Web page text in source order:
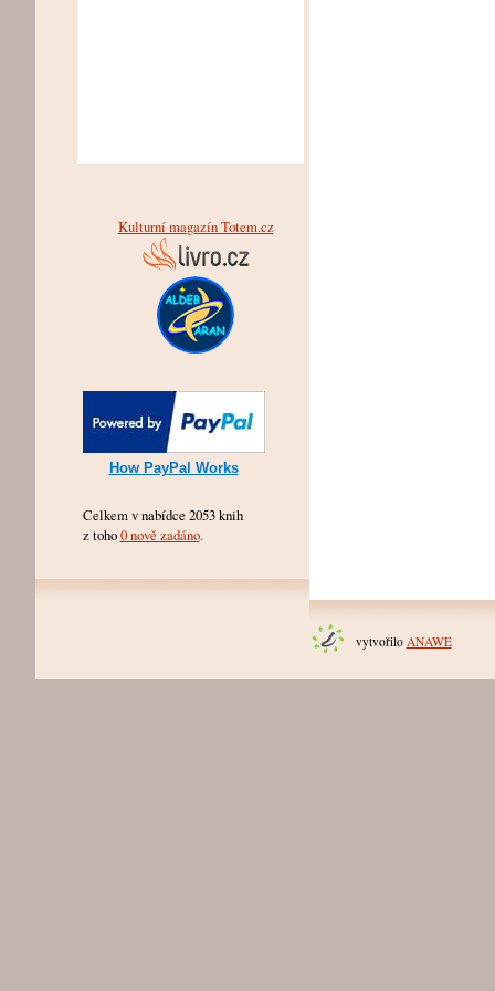
Kulturní magazín Totem.cz
How PayPal Works
Celkem v nabídce 2053 knih
z toho0 nově zadáno.
vytvořilo ANAWE